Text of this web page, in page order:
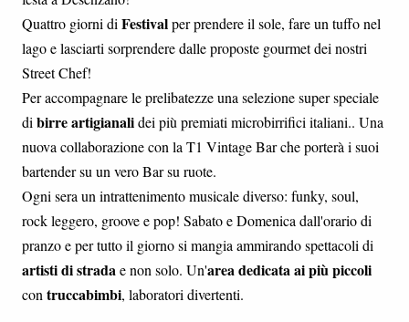
Quattro giorni di Festivalper prendere il sole, fare un tuffo nel
lago e lasciarti sorprendere dalle proposte gourmet dei nostri
Street Chef!
Per accompagnare le prelibatezze una selezione super speciale
di birre artigianalidei più premiati microbirrifici italiani.. Una
nuova collaborazione con la T1 Vintage Bar che porterà i suoi
bartender su un vero Bar su ruote.
Ogni sera un intrattenimento musicale diverso: funky, soul,
rock leggero, groove e pop! Sabato e Domenica dall'orario di
pranzo e per tutto il giorno si mangia ammirando spettacoli di
artisti di stradae non solo. Un'area dedicata ai più piccoli
con truccabimbi, laboratori divertenti.